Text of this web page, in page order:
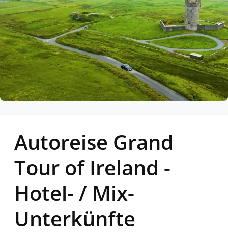
Autoreise Grand
Tour of Ireland -
Hotel- / Mix-
Unterkünfte